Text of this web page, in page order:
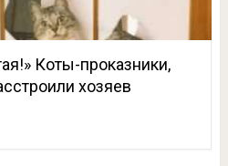
Коты-проказники,
хозяев